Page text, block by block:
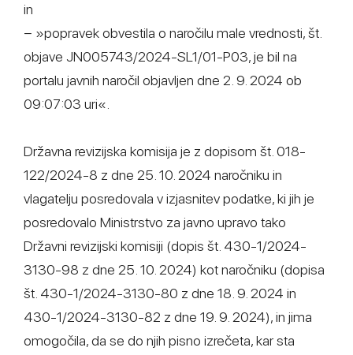
in
− »popravek obvestila o naročilu male vrednosti, št.
objave JN005743/2024-SL1/01-P03, je bil na
portalu javnih naročil objavljen dne 2. 9. 2024 ob
09:07:03 uri«.
Državna revizijska komisija je z dopisom št. 018-
122/2024-8 z dne 25. 10. 2024 naročniku in
vlagatelju posredovala v izjasnitev podatke, ki jih je
posredovalo Ministrstvo za javno upravo tako
Državni revizijski komisiji (dopis št. 430-1/2024-
3130-98 z dne 25. 10. 2024) kot naročniku (dopisa
št. 430-1/2024-3130-80 z dne 18. 9. 2024 in
430-1/2024-3130-82 z dne 19. 9. 2024), in jima
omogočila, da se do njih pisno izrečeta, kar sta